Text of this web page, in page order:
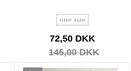
one size
72,50 DKK
145,00 DKK